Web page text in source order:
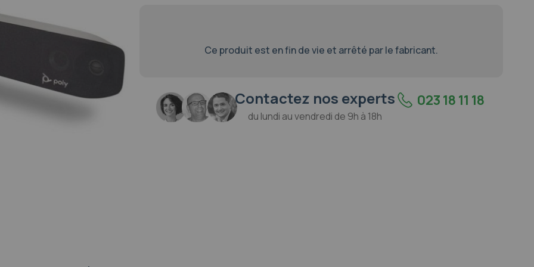
Ce produit est en fin de vie et arrêté par le fabricant.
Contactez nos experts
du lundi au vendredi de 9h à 18h
023 18 11 18